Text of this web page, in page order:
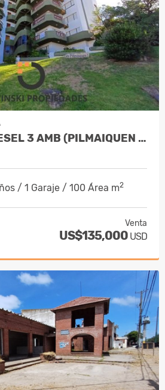
VENTA VILLA GESEL 3 AMB (PILMAIQUEN 1)
/ 1 Garaje / 100 Área m2
Venta
US$135,000 USD